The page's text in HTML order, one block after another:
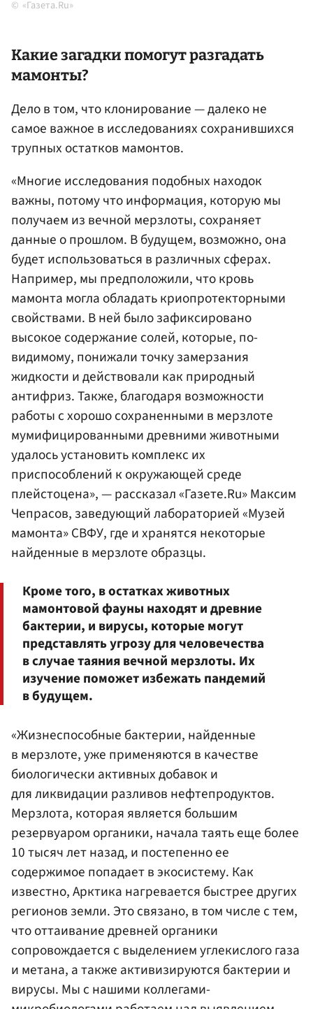
«Газета.Ru»
Какие загадки помогут разгадать
мамонты?
Дело в том, что клонирование — далеко не
самое важное в исследованиях сохранившихся
трупных остатков мамонтов.
«Многие исследования подобных находок
важны, потому что информация, которую мы
получаем из вечной мерзлоты, сохраняет
данные о прошлом. В будущем, возможно, она
будет использоваться в различных сферах.
Например, мы предположили, что кровь
мамонта могла обладать криопротекторными
свойствами. В ней было зафиксировано
высокое содержание солей, которые, по-
видимому, понижали точку замерзания
жидкости и действовали как природный
антифриз. Также, благодаря возможности
работы с хорошо сохраненными в мерзлоте
мумифицированными древними животными
удалось установить комплекс их
приспособлений к окружающей среде
плейстоцена», — рассказал «Газете.Ru» Максим
Чепрасов, заведующий лабораторией «Музей
мамонта» СВФУ, где и хранятся некоторые
найденные в мерзлоте образцы.
Кроме того, в остатках животных
мамонтовой фауны находят и древние
бактерии, и вирусы, которые могут
представлять угрозу для человечества
в случае таяния вечной мерзлоты. Их
изучение поможет избежать пандемий
в будущем.
«Жизнеспособные бактерии, найденные
в мерзлоте, уже применяются в качестве
биологически активных добавок и
для ликвидации разливов нефтепродуктов.
Мерзлота, которая является большим
резервуаром органики, начала таять еще более
10 тысяч лет назад, и постепенно ее
содержимое попадает в экосистему. Как
известно, Арктика нагревается быстрее других
регионов земли. Это связано, в том числе с тем,
что оттаивание древней органики
сопровождается с выделением углекислого газа
и метана, а также активизируются бактерии и
вирусы. Мы с нашими коллегами-